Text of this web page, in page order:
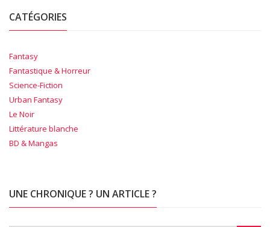
CATÉGORIES
Fantasy
Fantastique & Horreur
Science-Fiction
Urban Fantasy
Le Noir
Littérature blanche
BD & Mangas
UNE CHRONIQUE ? UN ARTICLE ?